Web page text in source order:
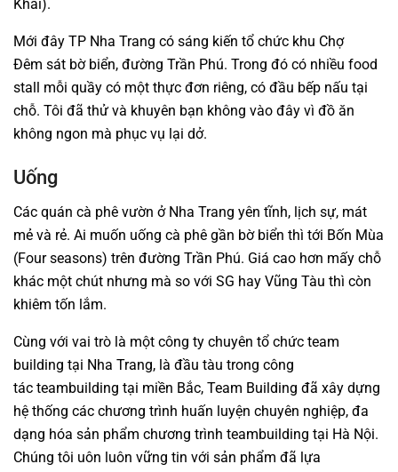
Khải).
Mới đây TP Nha Trang có sáng kiến tổ chức khu Chợ
Đêm sát bờ biển, đường Trần Phú. Trong đó có nhiều food
stall mỗi quầy có một thực đơn riêng, có đầu bếp nấu tại
chỗ. Tôi đã thử và khuyên bạn không vào đây vì đồ ăn
không ngon mà phục vụ lại dở.
Uống
Các quán cà phê vườn ở Nha Trang yên tĩnh, lịch sự, mát
mẻ và rẻ. Ai muốn uống cà phê gần bờ biển thì tới Bốn Mùa
(Four seasons) trên đường Trần Phú. Giá cao hơn mấy chỗ
khác một chút nhưng mà so với SG hay Vũng Tàu thì còn
khiêm tốn lắm.
Cùng với vai trò là một công ty chuyên tổ chức team
building tại Nha Trang, là đầu tàu trong công
tác teambuilding tại miền Bắc, Team Building đã xây dựng
hệ thống các chương trình huấn luyện chuyên nghiệp, đa
dạng hóa sản phẩm chương trình teambuilding tại Hà Nội.
Chúng tôi uôn luôn vững tin với sản phẩm đã lựa